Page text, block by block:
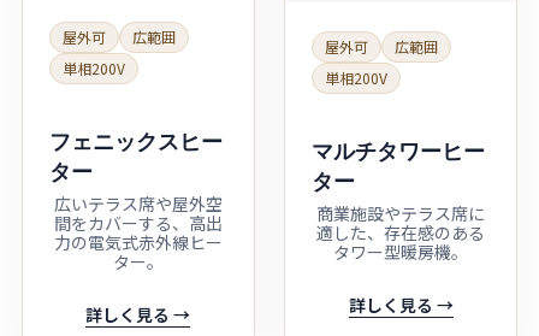
屋外可
広範囲
単相200V
フェニックスヒー
ター
広いテラス席や屋外空
間をカバーする、高出
力の電気式赤外線ヒー
ター。
詳しく見る →
屋外可
広範囲
単相200V
マルチタワーヒー
ター
商業施設やテラス席に
適した、存在感のある
タワー型暖房機。
詳しく見る →